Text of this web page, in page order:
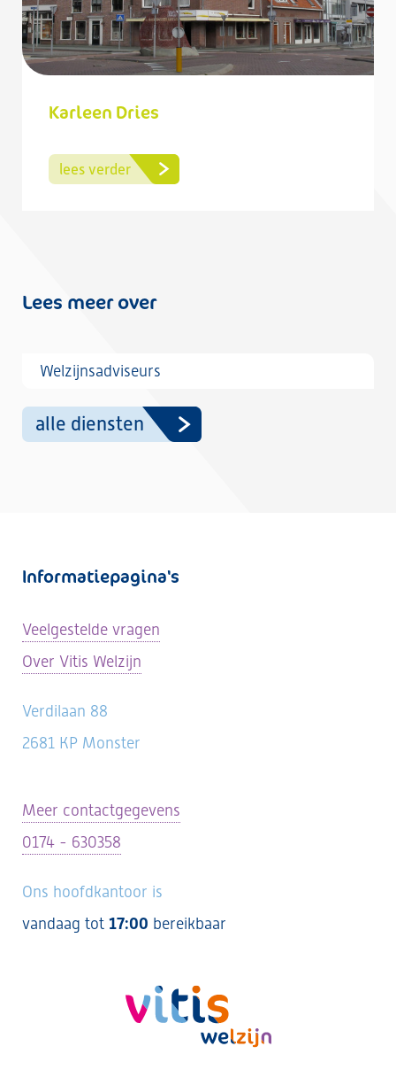
Karleen Dries
lees verder
Lees meer over
Welzijnsadviseurs
alle diensten
Informatiepagina's
Veelgestelde vragen
Over Vitis Welzijn
Verdilaan 88
2681 KP Monster
Meer contactgegevens
0174 - 630358
Ons hoofdkantoor is
vandaag tot 17:00 bereikbaar